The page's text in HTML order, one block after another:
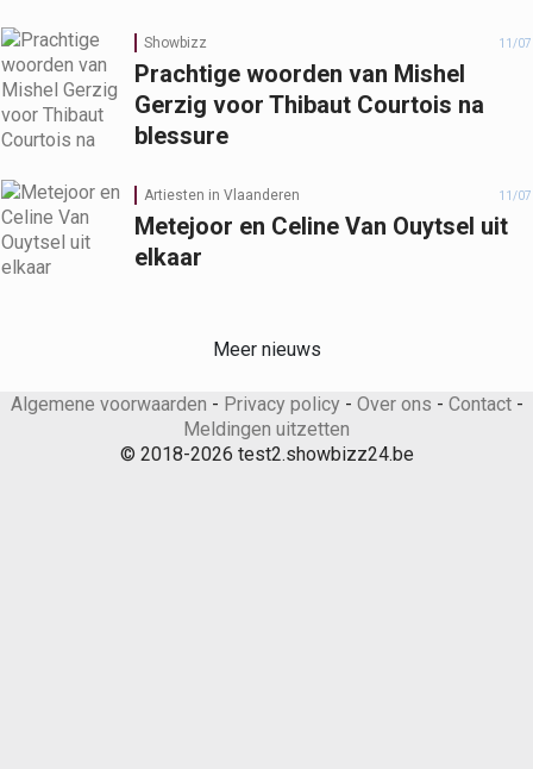
Showbizz 11/07
Prachtige woorden van Mishel
Gerzig voor Thibaut Courtois na
blessure
Artiesten in Vlaanderen 11/07
Metejoor en Celine Van Ouytsel uit
elkaar
Meer nieuws
Algemene voorwaarden - Privacy policy- Over ons - Contact-
Meldingen uitzetten
© 2018-2026 test2.showbizz24.be